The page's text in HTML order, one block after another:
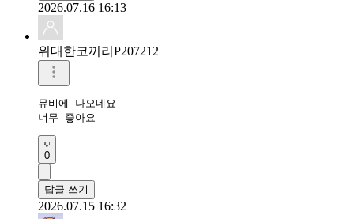
2026.07.16 16:13
위대한코끼리P207212
뮤비에 나오네요
너무 좋아요
0
답글 쓰기
2026.07.15 16:32